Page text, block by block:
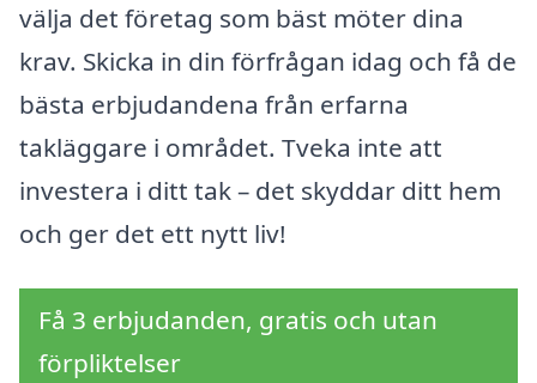
välja det företag som bäst möter dina
krav. Skicka in din förfrågan idag och få de
bästa erbjudandena från erfarna
takläggare i området. Tveka inte att
investera i ditt tak – det skyddar ditt hem
och ger det ett nytt liv!
Få 3 erbjudanden, gratis och utan
förpliktelser